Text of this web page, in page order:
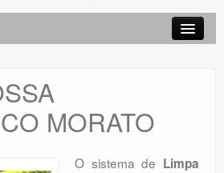
MORATO
O sistema de Limpa